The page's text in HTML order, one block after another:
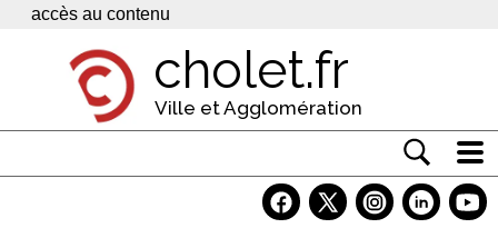
Panneau de gestion des cookies
accès au contenu
cholet.fr
Ville et Agglomération